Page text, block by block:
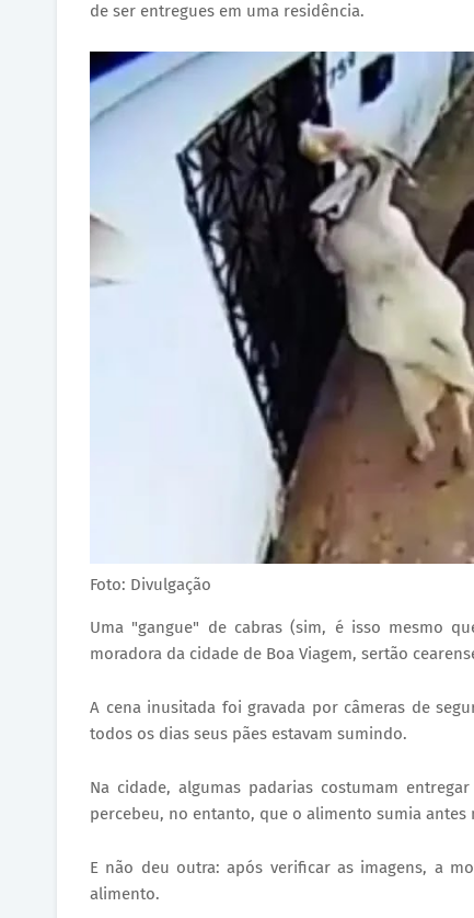
de ser entregues em uma residência.
Foto: Divulgação
Uma "gangue" de cabras (sim, é isso mesmo
moradora da cidade de Boa Viagem, sertão
A cena inusitada foi gravada por câmeras de
todos os dias seus pães estavam sumindo.
Na cidade, algumas padarias costumam
percebeu, no entanto, que o alimento sumia antes
E não deu outra: após verificar as imagens, a
alimento.